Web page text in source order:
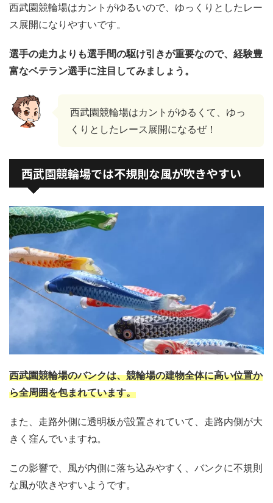
西武園競輪場はカントがゆるいので、ゆっくりとしたレー
ス展開になりやすいです。
選手の走力よりも選手間の駆け引きが重要なので、経験豊
富なベテラン選手に注目してみましょう。
西武園競輪場はカントがゆるくて、ゆっ
くりとしたレース展開になるぜ！
西武園競輪場では不規則な風が吹きやすい
西武園競輪場のバンクは、競輪場の建物全体に高い位置か
ら全周囲を包まれています。
また、走路外側に透明板が設置されていて、走路内側が大
きく窪んでいますね。
この影響で、風が内側に落ち込みやすく、バンクに不規則
な風が吹きやすいようです。